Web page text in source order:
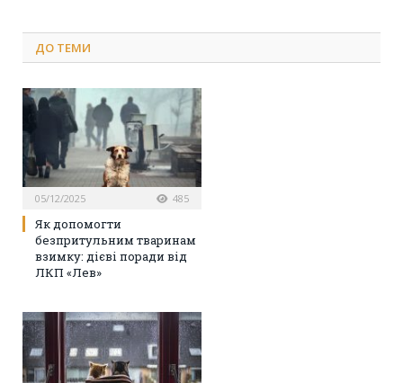
ДО ТЕМИ
05/12/2025 485
Як допомогти
безпритульним тваринам
взимку: дієві поради від
ЛКП «Лев»